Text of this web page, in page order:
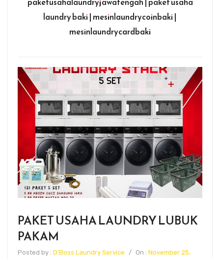
laundry baki | mesinlaundrycoinbaki |
mesinlaundrycardbaki
PAKET USAHA LAUNDRY LUBUK
PAKAM
Posted by : D'Boss Laundry Service / On : November 25,